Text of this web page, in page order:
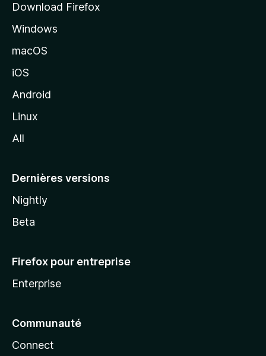
l
d
o
z
l
Download Firefox
Windows
macOS
iOS
Android
Linux
All
Dernières versions
Nightly
Beta
Firefox pour entreprise
Enterprise
Communauté
Connect